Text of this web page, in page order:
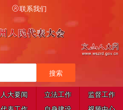
联系我们
人大要闻 立法工作
监督工作